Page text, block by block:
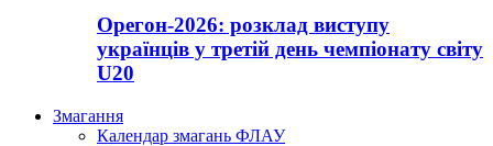
Орегон-2026: розклад виступу
українців у третій день чемпіонату світу
U20
Змагання
Календар змагань ФЛАУ